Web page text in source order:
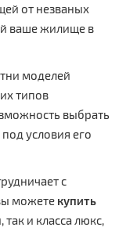
от незваных
ваше жилище в
моделей
типов
выбрать
условия его
с
можете купить
и класса люкс,